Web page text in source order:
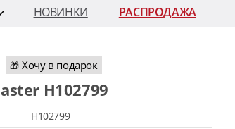
НОВИНКИ
РАСПРОДАЖА
🎁 Хочу в подарок
H102799
H102799